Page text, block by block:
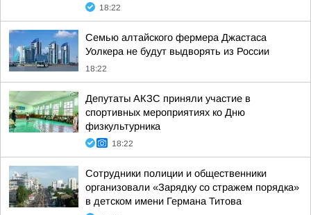
18:22
Семью алтайского фермера Джастаса
Уолкера не будут выдворять из России
18:22
Депутаты АКЗС приняли участие в
спортивных мероприятиях ко Дню
физкультурника
18:22
Сотрудники полиции и общественники
организовали «Зарядку со стражем порядка»
в детском имени Германа Титова